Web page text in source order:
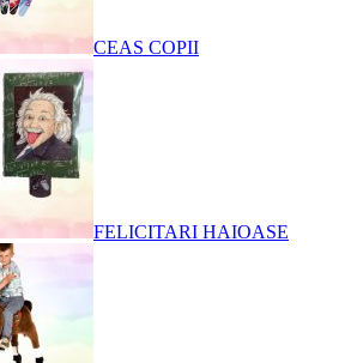
CEAS COPII
FELICITARI HAIOASE